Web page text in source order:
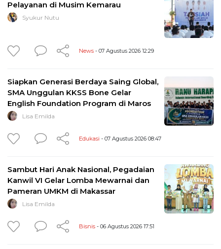
Pelayanan di Musim Kemarau
Syukur Nutu
News - 07 Agustus 2026 12:29
Siapkan Generasi Berdaya Saing Global,
SMA Unggulan KKSS Bone Gelar
English Foundation Program di Maros
Lisa Emilda
Edukasi - 07 Agustus 2026 08:47
Sambut Hari Anak Nasional, Pegadaian
Kanwil VI Gelar Lomba Mewarnai dan
Pameran UMKM di Makassar
Lisa Emilda
Bisnis - 06 Agustus 2026 17:51